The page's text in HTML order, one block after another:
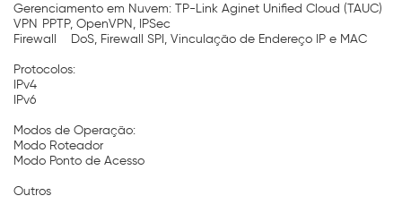
Gerenciamento em Nuvem: TP-Link Aginet Unified Cloud (TAUC)
VPN PPTP, OpenVPN, IPSec
Firewall
DoS, Firewall SPI, Vinculação de Endereço IP e MAC
Protocolos:
IPv4
IPv6
Modos de Operação:
Modo Roteador
Modo Ponto de Acesso
Outros